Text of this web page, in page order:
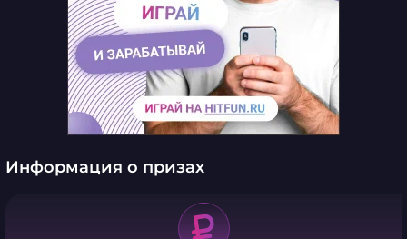
Информация о призах